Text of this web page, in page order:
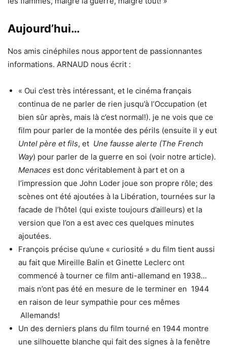
Aujourd’hui…
Nos amis cinéphiles nous apportent de passionnantes
informations. ARNAUD nous écrit :
« Oui c’est très intéressant, et le cinéma français
continua de ne parler de rien jusqu’à l’Occupation (et
bien sûr après, mais là c’est normal!). je ne vois que ce
film pour parler de la montée des périls (ensuite il y eut
Untel père et fils, et Une fausse alerte (The French
Way) pour parler de la guerre en soi (voir notre article).
Menaces est donc véritablement à part et on a
l’impression que John Loder joue son propre rôle; des
scènes ont été ajoutées à la Libération, tournées sur la
facade de l’hôtel (qui existe toujours d’ailleurs) et la
version que l’on a est avec ces quelques minutes
ajoutées.
François précise qu’une « curiosité » du film tient aussi
au fait que Mireille Balin et Ginette Leclerc ont
commencé à tourner ce film anti-allemand en 1938…
mais n’ont pas été en mesure de le terminer en 1944
en raison de leur sympathie pour ces mêmes
Allemands!
Un des derniers plans du film tourné en 1944 montre
une silhouette blanche qui fait des signes à la fenêtre